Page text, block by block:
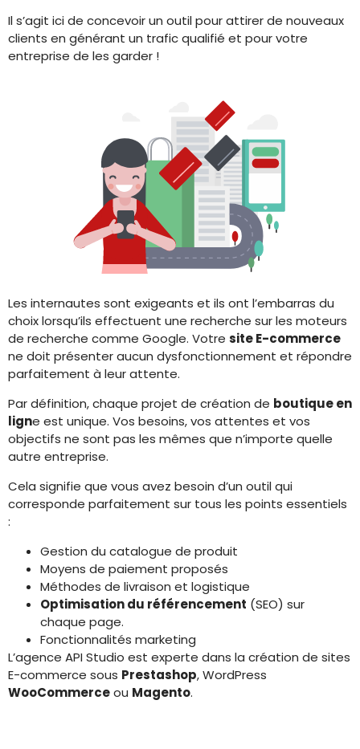
Il s’agit ici de concevoir un outil pour attirer de nouveaux
clients en générant un trafic qualifié et pour votre
entreprise de les garder !
Les internautes sont exigeants et ils ont l’embarras du
choix lorsqu’ils effectuent une recherche sur les moteurs
de recherche comme Google. Votre site E-commerce
ne doit présenter aucun dysfonctionnement et répondre
parfaitement à leur attente.
Par définition, chaque projet de création de boutique en
ligne est unique. Vos besoins, vos attentes et vos
objectifs ne sont pas les mêmes que n’importe quelle
autre entreprise.
Cela signifie que vous avez besoin d’un outil qui
corresponde parfaitement sur tous les points essentiels
:
Gestion du catalogue de produit
Moyens de paiement proposés
Méthodes de livraison et logistique
Optimisation du référencement (SEO) sur
chaque page.
Fonctionnalités marketing
L’agence API Studio est experte dans la création de sites
E-commerce sous Prestashop, WordPress
WooCommerceou Magento.